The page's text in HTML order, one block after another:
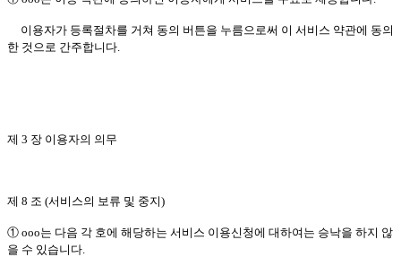
이용자가 등록절차를 거쳐 동의 버튼을 누름으로써 이 서비스 약관에 동의
한 것으로 간주합니다.
제 3 장 이용자의 의무
제 8 조 (서비스의 보류 및 중지)
① ooo는 다음 각 호에 해당하는 서비스 이용신청에 대하여는 승낙을 하지 않
을 수 있습니다.